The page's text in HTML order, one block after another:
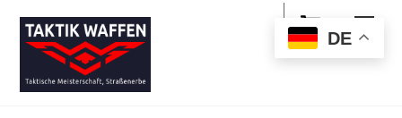
content
Cart
DE